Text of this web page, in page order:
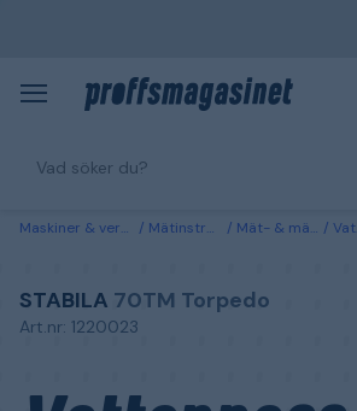
Maskiner & verktyg Mätinstrument Mät- & märkverktyg Vattenpass
STABILA 70TM Torpedo
Art.nr: 1220023